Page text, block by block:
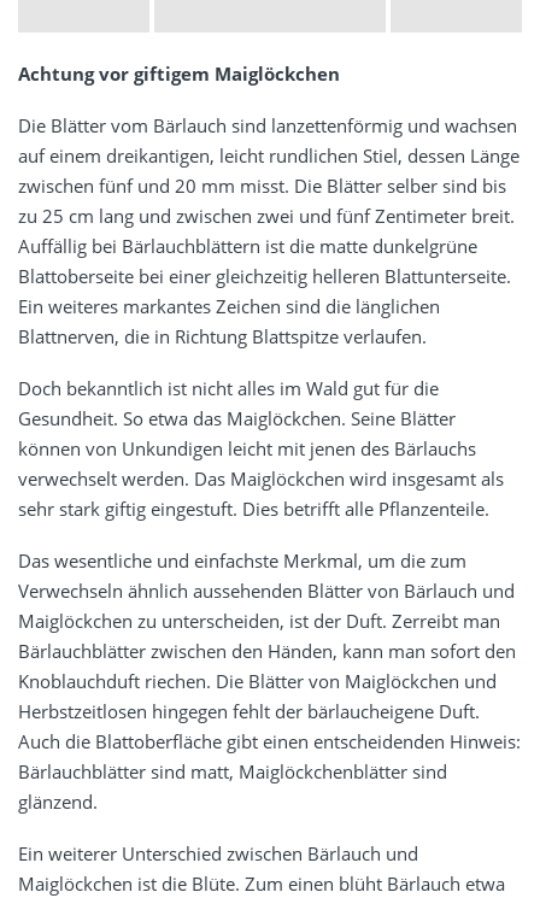
Achtung vor giftigem Maiglöckchen
Die Blätter vom Bärlauch sind lanzettenförmig und wachsen
auf einem dreikantigen, leicht rundlichen Stiel, dessen Länge
zwischen fünf und 20 mm misst. Die Blätter selber sind bis
zu 25 cm lang und zwischen zwei und fünf Zentimeter breit.
Auffällig bei Bärlauchblättern ist die matte dunkelgrüne
Blattoberseite bei einer gleichzeitig helleren Blattunterseite.
Ein weiteres markantes Zeichen sind die länglichen
Blattnerven, die in Richtung Blattspitze verlaufen.
Doch bekanntlich ist nicht alles im Wald gut für die
Gesundheit. So etwa das Maiglöckchen. Seine Blätter
können von Unkundigen leicht mit jenen des Bärlauchs
verwechselt werden. Das Maiglöckchen wird insgesamt als
sehr stark giftig eingestuft. Dies betrifft alle Pflanzenteile.
Das wesentliche und einfachste Merkmal, um die zum
Verwechseln ähnlich aussehenden Blätter von Bärlauch und
Maiglöckchen zu unterscheiden, ist der Duft. Zerreibt man
Bärlauchblätter zwischen den Händen, kann man sofort den
Knoblauchduft riechen. Die Blätter von Maiglöckchen und
Herbstzeitlosen hingegen fehlt der bärlaucheigene Duft.
Auch die Blattoberfläche gibt einen entscheidenden Hinweis:
Bärlauchblätter sind matt, Maiglöckchenblätter sind
glänzend.
Ein weiterer Unterschied zwischen Bärlauch und
Maiglöckchen ist die Blüte. Zum einen blüht Bärlauch etwa